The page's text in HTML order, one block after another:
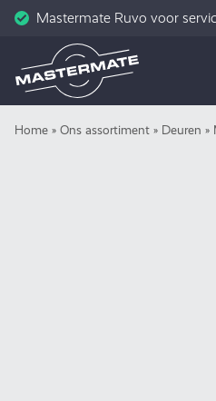
Mastermate Ruvo voor
Home » Ons assortiment » Deuren »